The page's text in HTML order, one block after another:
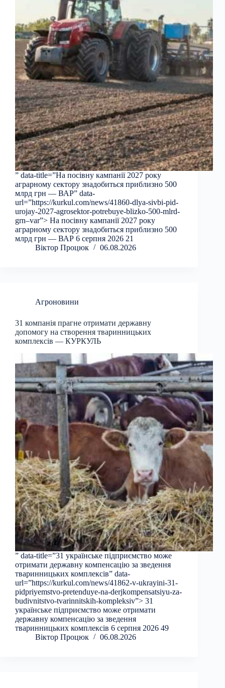
” data-title=”На посівну кампанії 2027 року
аграрному сектору знадобиться приблизно 500
млрд грн — ВАР” data-
url=”https://kurkul.com/news/41860-dlya-sivbi-pid-
urojay-2027-agrosektor-potrebuye-blizko-500-mlrd-
grn–var”> На посівну кампанії 2027 року
аграрному сектору знадобиться приблизно 500
млрд грн — ВАР 6 серпня 2026 21
Віктор Процюк
06.08.2026
Агроновини
31 компанія прагне отримати державну
допомогу на створення тваринницьких
комплексів — КУРКУЛЬ
” data-title=”31 українське підприємство може
отримати державну компенсацію за зведення
тваринницьких комплексів” data-
url=”https://kurkul.com/news/41862-v-ukrayini-31-
pidpriyemstvo-pretenduye-na-derjkompensatsiyu-za-
budivnitstvo-tvarinnitskih-kompleksiv”> 31
українське підприємство може отримати
державну компенсацію за зведення
тваринницьких комплексів 6 серпня 2026 49
Віктор Процюк
06.08.2026